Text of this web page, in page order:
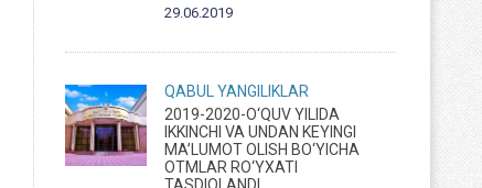
29.06.2019
QABUL
YANGILIKLAR
2019-2020-O‘QUV YILIDA
IKKINCHI VA UNDAN KEYINGI
MA’LUMOT OLISH BO‘YICHA
OTMLAR RO‘YXATI
TASDIQLANDI